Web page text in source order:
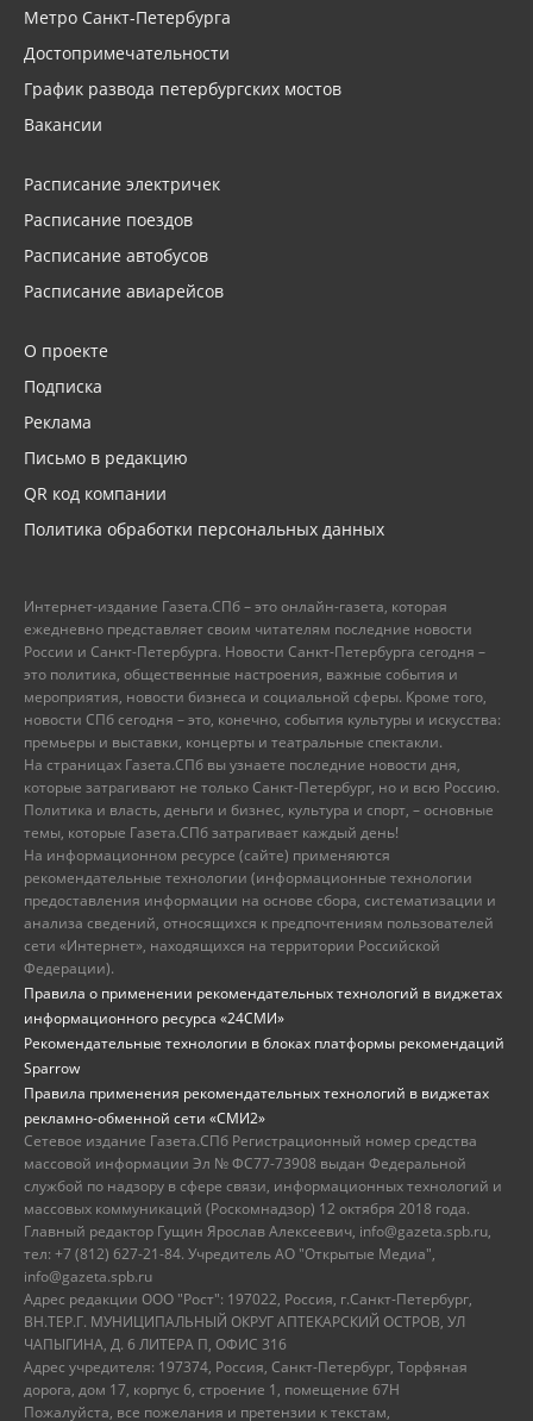
Метро Санкт-Петербурга
Достопримечательности
График развода петербургских мостов
Вакансии
Расписание электричек
Расписание поездов
Расписание автобусов
Расписание авиарейсов
О проекте
Подписка
Реклама
Письмо в редакцию
QR код компании
Политика обработки персональных данных
Интернет-издание Газета.СПб – это онлайн-газета, которая
ежедневно представляет своим читателям последние новости
России и Санкт-Петербурга. Новости Санкт-Петербурга сегодня –
это политика, общественные настроения, важные события и
мероприятия, новости бизнеса и социальной сферы. Кроме того,
новости СПб сегодня – это, конечно, события культуры и искусства:
премьеры и выставки, концерты и театральные спектакли.
На страницах Газета.СПб вы узнаете последние новости дня,
которые затрагивают не только Санкт-Петербург, но и всю Россию.
Политика и власть, деньги и бизнес, культура и спорт, – основные
темы, которые Газета.СПб затрагивает каждый день!
На информационном ресурсе (сайте) применяются
рекомендательные технологии (информационные технологии
предоставления информации на основе сбора, систематизации и
анализа сведений, относящихся к предпочтениям пользователей
сети «Интернет», находящихся на территории Российской
Федерации).
Правила о применении рекомендательных технологий в виджетах
информационного ресурса «24СМИ»
Рекомендательные технологии в блоках платформы рекомендаций
Sparrow
Правила применения рекомендательных технологий в виджетах
рекламно-обменной сети «СМИ2»
Сетевое издание Газета.СПб Регистрационный номер средства
массовой информации Эл № ФС77-73908 выдан Федеральной
службой по надзору в сфере связи, информационных технологий и
массовых коммуникаций (Роскомнадзор) 12 октября 2018 года.
Главный редактор Гущин Ярослав Алексеевич, info@gazeta.spb.ru,
тел: +7 (812) 627-21-84. Учредитель АО "Открытые Медиа",
info@gazeta.spb.ru
Адрес редакции ООО "Рост": 197022, Россия, г.Санкт-Петербург,
ВН.ТЕР.Г. МУНИЦИПАЛЬНЫЙ ОКРУГ АПТЕКАРСКИЙ ОСТРОВ, УЛ
ЧАПЫГИНА, Д. 6 ЛИТЕРА П, ОФИС 316
Адрес учредителя: 197374, Россия, Санкт-Петербург, Торфяная
дорога, дом 17, корпус 6, строение 1, помещение 67Н
Пожалуйста, все пожелания и претензии к текстам,